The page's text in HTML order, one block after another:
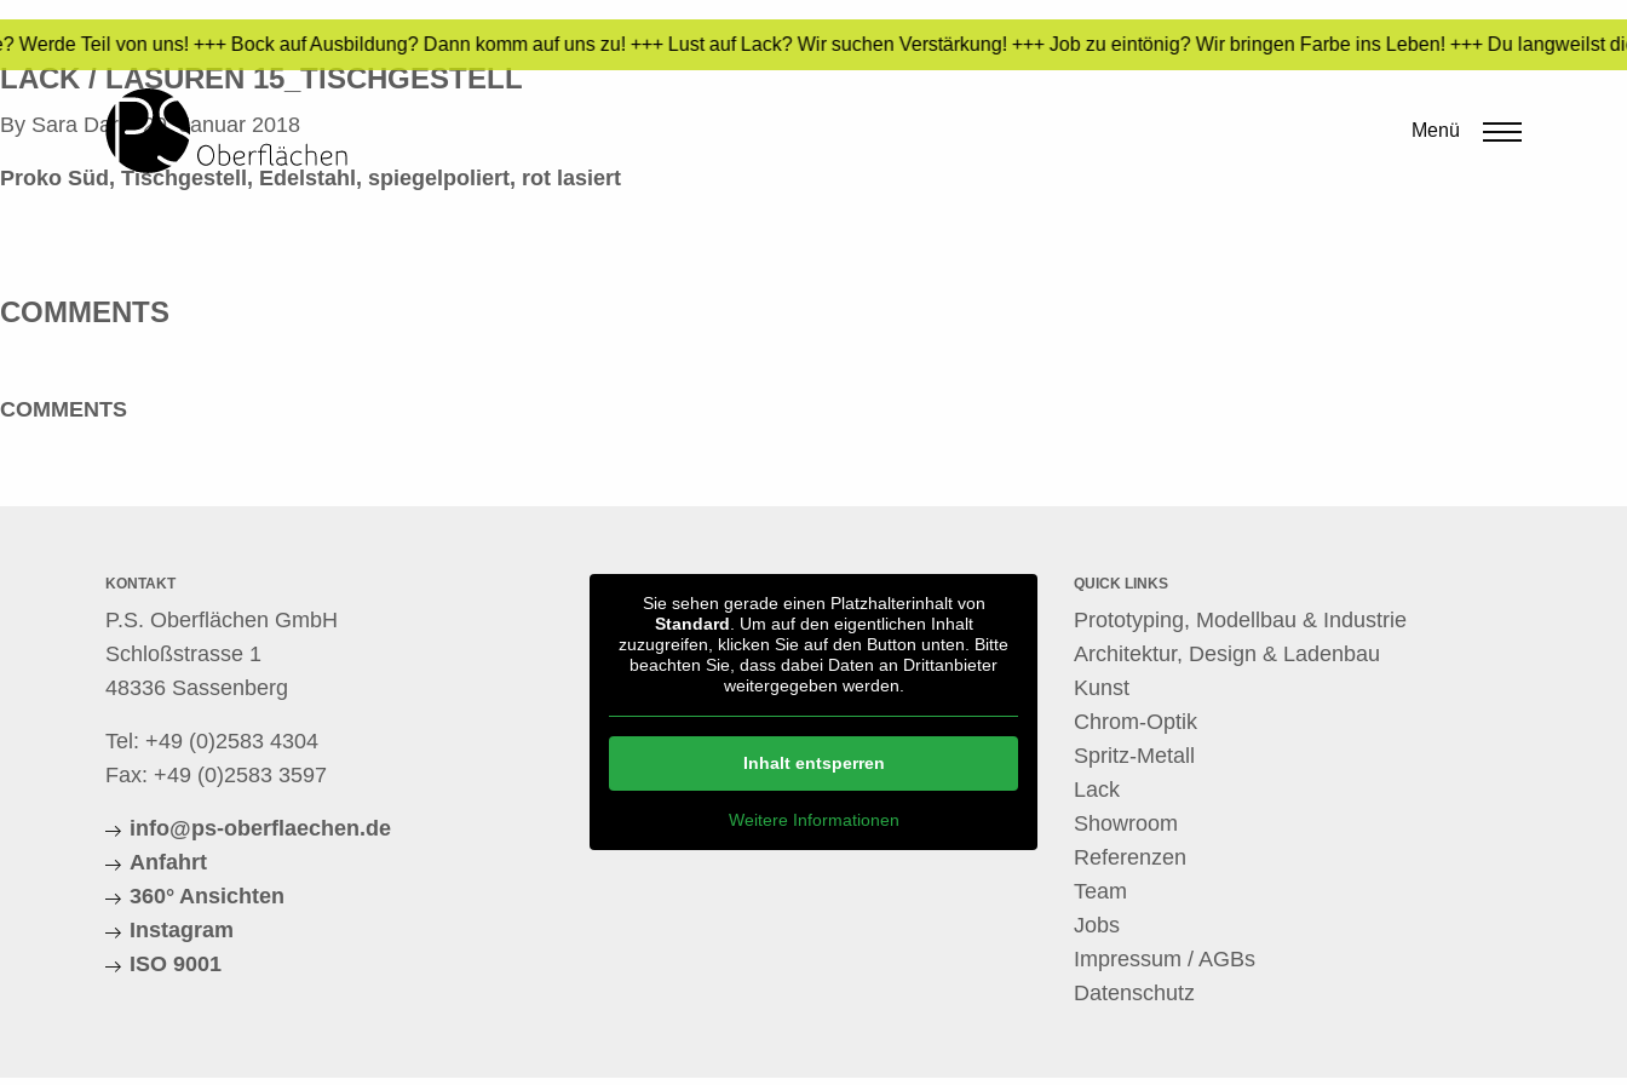
Teil von uns! +++ Bock auf Ausbildung? Dann komm auf uns zu! +++ Lust auf Lack? Wir suchen Verstärkung! +++ Job zu eintönig? Wir bringen Farbe ins Leben! +++ Du langweilst
Menü
LACK / LASUREN 15_TISCHGESTELL
By Sara Dari•29. Januar 2018
Proko Süd, Tischgestell, Edelstahl, spiegelpoliert, rot lasiert
COMMENTS
COMMENTS
KONTAKT
P.S. Oberflächen GmbH
Schloßstrasse 1
48336 Sassenberg
Tel: +49 (0)2583 4304
Fax: +49 (0)2583 3597
info@ps-oberflaechen.de
Anfahrt
360° Ansichten
Instagram
ISO 9001
Sie sehen gerade einen Platzhalterinhalt von
Standard . Um auf den eigentlichen Inhalt
zuzugreifen, klicken Sie auf den Button unten. Bitte
beachten Sie, dass dabei Daten an Drittanbieter
weitergegeben werden.
Inhalt entsperren
Weitere Informationen
QUICK LINKS
Prototyping, Modellbau & Industrie
Architektur, Design & Ladenbau
Kunst
Chrom-Optik
Spritz-Metall
Lack
Showroom
Referenzen
Team
Jobs
Impressum / AGBs
Datenschutz